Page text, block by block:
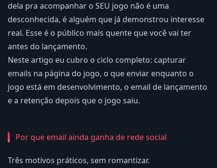
dela pra acompanhar o SEU jogo não é uma
desconhecida, é alguém que já demonstrou interesse
real. Esse é o público mais quente que você vai ter
antes do lançamento.
Neste artigo eu cubro o ciclo completo: capturar
emails na página do jogo, o que enviar enquanto o
jogo está em desenvolvimento, o email de lançamento
e a retenção depois que o jogo saiu.
Por que email ainda ganha de rede social
Três motivos práticos, sem romantizar.